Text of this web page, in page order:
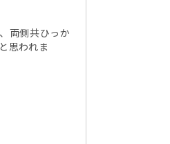
両側共ひっか
思われま